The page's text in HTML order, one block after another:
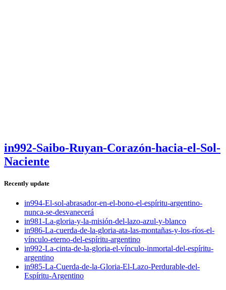
in992-Saibo-Ruyan-Corazón-hacia-el-Sol-
Naciente
Recently update
in994-El-sol-abrasador-en-el-bono-el-espíritu-argentino-
nunca-se-desvanecerá
in981-La-gloria-y-la-misión-del-lazo-azul-y-blanco
in986-La-cuerda-de-la-gloria-ata-las-montañas-y-los-ríos-el-
vínculo-eterno-del-espíritu-argentino
in992-La-cinta-de-la-gloria-el-vínculo-inmortal-del-espíritu-
argentino
in985-La-Cuerda-de-la-Gloria-El-Lazo-Perdurable-del-
Espíritu-Argentino